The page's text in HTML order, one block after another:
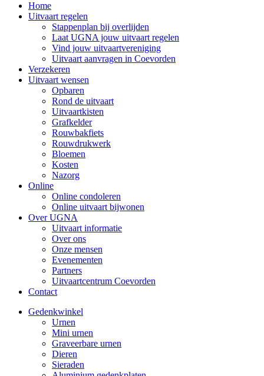
Home
Uitvaart regelen
Stappenplan bij overlijden
Laat UGNA jouw uitvaart regelen
Vind jouw uitvaartvereniging
Uitvaart aanvragen in Coevorden
Verzekeren
Uitvaart wensen
Opbaren
Rond de uitvaart
Uitvaartkisten
Grafkelder
Rouwbakfiets
Rouwdrukwerk
Bloemen
Kosten
Nazorg
Online
Online condoleren
Online uitvaart bijwonen
Over UGNA
Uitvaart informatie
Over ons
Onze mensen
Evenementen
Partners
Uitvaartcentrum Coevorden
Contact
Gedenkwinkel
Urnen
Mini urnen
Graveerbare urnen
Dieren
Sieraden